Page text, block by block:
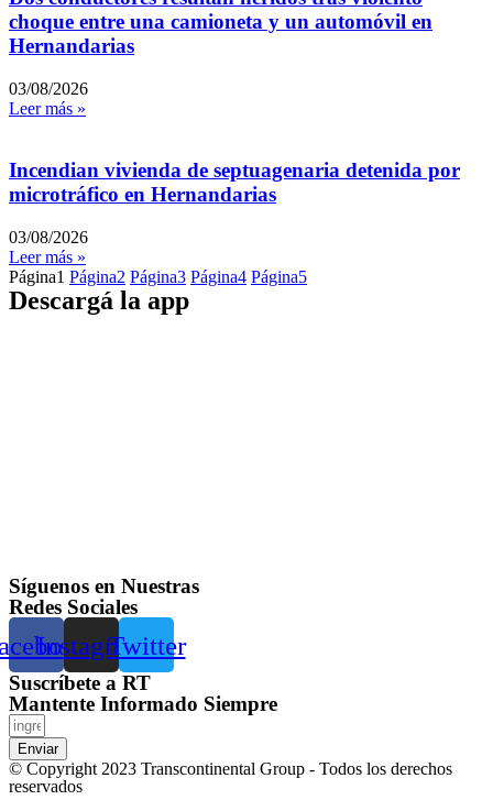
choque entre una camioneta y un automóvil en
Hernandarias
03/08/2026
Leer más »
Incendian vivienda de septuagenaria detenida por
microtráfico en Hernandarias
03/08/2026
Leer más »
Página1 Página2 Página3 Página4 Página5
Descargá la app
Síguenos en Nuestras
Redes Sociales
InstagramTwitter
Suscríbete a RT
Mantente Informado Siempre
Enviar
© Copyright 2023 Transcontinental Group - Todos los derechos
reservados